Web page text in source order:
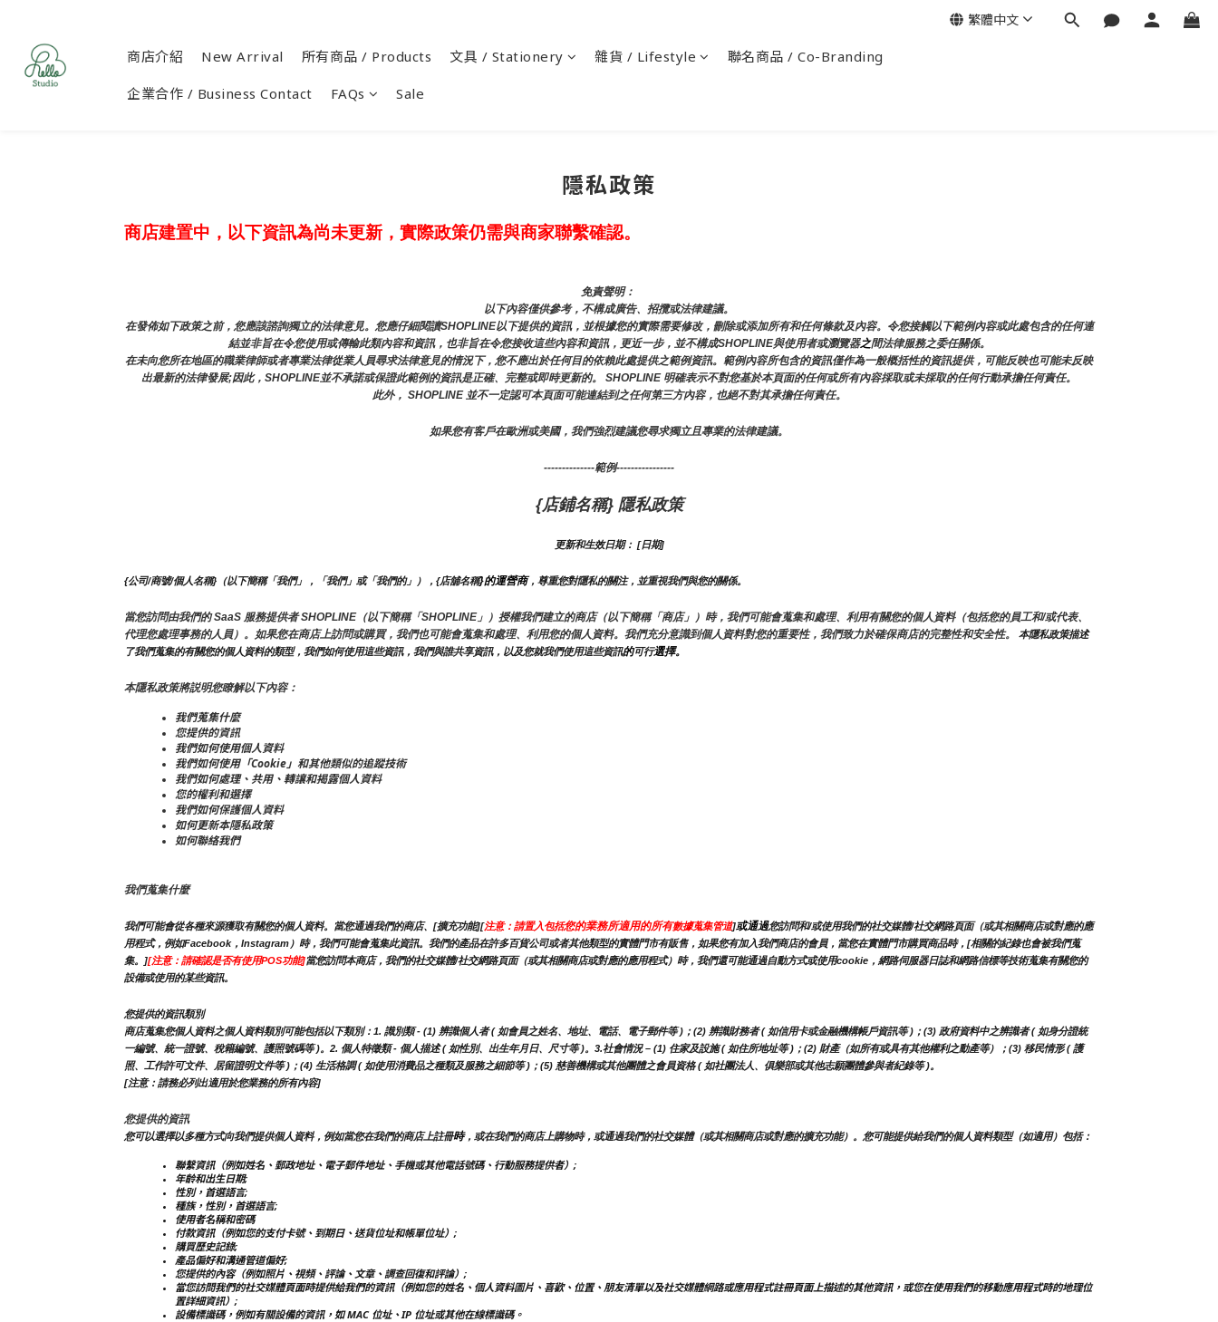
商店介紹 New Arrival 所有商品 / Products 文具 / Stationery 雜貨 / Lifestyle 聯名商品 / Co-Branding
企業合作 / Business Contact FAQs Sale
繁體中文
隱私政策
商店建置中，以下資訊為尚未更新，實際政策仍需與商家聯繫確認。
免責聲明：
以下內容僅供參考，不構成廣告、招攬或法律建議。
在發佈如下政策之前，您應該諮詢獨立的法律意見。您應仔細閱讀SHOPLINE以下提供的資訊，並根據您的實際需要修改，刪除或添加所有和任何條款及內容。令您接觸以下範例內容或此處包含的任何連
結並非旨在令您使用或傳輸此類內容和資訊，也非旨在令您接收這些內容和資訊，更近一步，並不構成SHOPLINE與使用者或瀏覽器之間法律服務之委任關係。
在未向您所在地區的職業律師或者專業法律從業人員尋求法律意見的情況下，您不應出於任何目的依賴此處提供之範例資訊。範例內容所包含的資訊僅作為一般概括性的資訊提供，可能反映也可能未反映
出最新的法律發展;因此，SHOPLINE並不承諾或保證此範例的資訊是正確、完整或即時更新的。 SHOPLINE 明確表示不對您基於本頁面的任何或所有內容採取或未採取的任何行動承擔任何責任。
此外， SHOPLINE 並不一定認可本頁面可能連結到之任何第三方內容，也絕不對其承擔任何責任。
如果您有客戶在歐洲或美國，我們強烈建議您尋求獨立且專業的法律建議。
--------------範例----------------
{店鋪名稱} 隱私政策
更新和生效日期： [日期]
{公司/商號/個人名稱}（以下簡稱「我們」，「我們」或「我們的」），{店舖名稱}的運營商，尊重您對隱私的關注，並重視我們與您的關係。
當您訪問由我們的 SaaS 服務提供者 SHOPLINE（以下簡稱「SHOPLINE」）授權我們建立的商店（以下簡稱「商店」）時，我們可能會蒐集和處理、利用有關您的個人資料（包括您的員工和/或代表、
代理您處理事務的人員）。如果您在商店上訪問或購買，我們也可能會蒐集和處理、利用您的個人資料。我們充分意識到個人資料對您的重要性，我們致力於確保商店的完整性和安全性。
本隱私政策描述
了我們蒐集的有關您的個人資料的類型，我們如何使用這些資訊，我們與誰共享資訊，以及您就我們使用這些資訊的可行選擇。
本隱私政策將説明您瞭解以下內容：
我們蒐集什麼
您提供的資訊
我們如何使用個人資料
我們如何使用「Cookie」和其他類似的追蹤技術
我們如何處理、共用、轉讓和揭露個人資料
您的權利和選擇
我們如何保護個人資料
如何更新本隱私政策
如何聯絡我們
我們蒐集什麼
我們可能會從各種來源獲取有關您的個人資料。當您通過我們的商店、[擴充功能][注意：請置入包括您的業務所適用的所有數據蒐集管道]或通過您訪問和/或使用我們的社交媒體/社交網路頁面（或其相關商店或對應的應
用程式，例如Facebook，Instagram）時，我們可能會蒐集此資訊。我們的產品在許多百貨公司或者其他類型的實體門市有販售，如果您有加入我們商店的會員，當您在實體門市購買商品時，[相關的紀錄也會被我們蒐
集。][注意：請確認是否有使用POS功能]當您訪問本商店，我們的社交媒體/社交網路頁面（或其相關商店或對應的應用程式）時，我們還可能通過自動方式或使用cookie，網路伺服器日誌和網路信標等技術蒐集有關您的
設備或使用的某些資訊。
您提供的資訊類別
商店蒐集您個人資料之個人資料類別可能包括以下類別：1. 識別類 - (1) 辨識個人者 ( 如會員之姓名、地址、電話、電子郵件等 )；(2) 辨識財務者 ( 如信用卡或金融機構帳戶資訊等 )；(3) 政府資料中之辨識者 ( 如身分證統
一編號、統一證號、稅籍編號、護照號碼等 )。2. 個人特徵類 - 個人描述 ( 如性別、出生年月日、尺寸等 )。3.社會情況 – (1) 住家及設施 ( 如住所地址等 )；(2) 財產（如所有或具有其他權利之動產等）；(3) 移民情形 ( 護
照、工作許可文件、居留證明文件等 )；(4) 生活格調 ( 如使用消費品之種類及服務之細節等 )；(5) 慈善機構或其他團體之會員資格 ( 如社團法人、俱樂部或其他志願團體參與者紀錄等 )。
[注意：請務必列出適用於您業務的所有內容]
您提供的資訊
您可以選擇以多種方式向我們提供個人資料，例如當您在我們的商店上註冊時，或在我們的商店上購物時，或通過我們的社交媒體（或其相關商店或對應的擴充功能）。您可能提供給我們的個人資料類型（如適用）包括：
聯繫資訊（例如姓名、郵政地址、電子郵件地址、手機或其他電話號碼、行動服務提供者）;
年齡和出生日期;
性別，首選語言;
種族，性別，首選語言;
使用者名稱和密碼
付款資訊（例如您的支付卡號、到期日、送貨位址和帳單位址）;
購買歷史記錄;
產品偏好和溝通管道偏好;
您提供的內容（例如照片、視頻、評論、文章、調查回復和評論）;
當您訪問我們的社交媒體頁面時提供給我們的資訊（例如您的姓名、個人資料圖片、喜歡、位置、朋友清單以及社交媒體網路或應用程式註冊頁面上描述的其他資訊，或您在使用我們的移動應用程式時的地理位
置詳細資訊）;
設備標識碼，例如有關設備的資訊，如 MAC 位址、IP 位址或其他在線標識碼。